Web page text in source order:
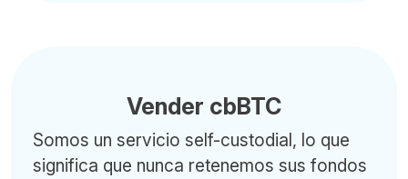
Vender cbBTC
Somos un servicio self-custodial, lo que
significa que nunca retenemos sus fondos